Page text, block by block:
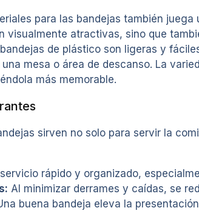
para las bandejas también
visualmente atractivas, sino que
de plástico son ligeras y
mesa o área de descanso. La
más memorable.
sirven no solo para servir la
rápido y organizado,
Al minimizar derrames y caídas, se
buena bandeja eleva la